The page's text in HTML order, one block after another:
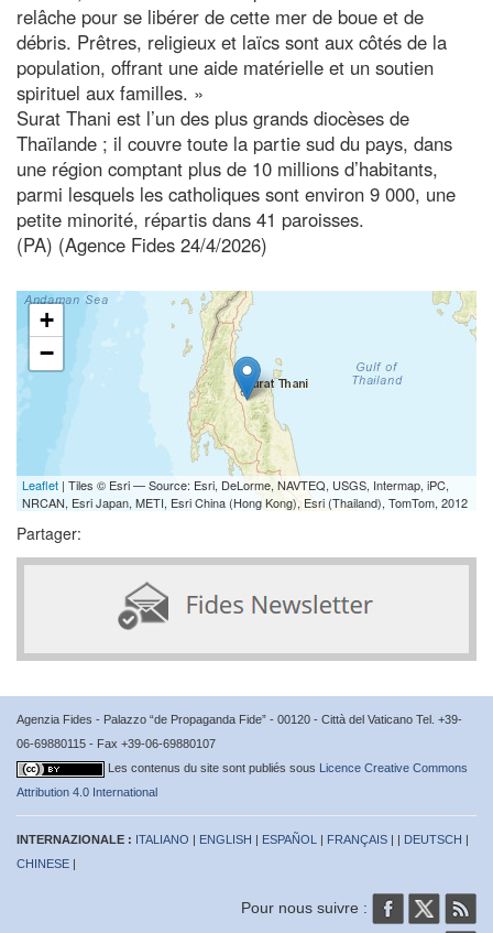
relâche pour se libérer de cette mer de boue et de
débris. Prêtres, religieux et laïcs sont aux côtés de la
population, offrant une aide matérielle et un soutien
spirituel aux familles. »
Surat Thani est l’un des plus grands diocèses de
Thaïlande ; il couvre toute la partie sud du pays, dans
une région comptant plus de 10 millions d’habitants,
parmi lesquels les catholiques sont environ 9 000, une
petite minorité, répartis dans 41 paroisses.
(PA) (Agence Fides 24/4/2026)
+
−
Leaflet | Tiles © Esri — Source: Esri, DeLorme, NAVTEQ, USGS, Intermap, iPC,
NRCAN, Esri Japan, METI, Esri China (Hong Kong), Esri (Thailand), TomTom, 2012
Partager:
Agenzia Fides - Palazzo “de Propaganda Fide” - 00120 - Città del Vaticano Tel. +39-
06-69880115 - Fax +39-06-69880107
Les contenus du site sont publiés sous Licence Creative Commons
Attribution 4.0 International
INTERNAZIONALE : ITALIANO | ENGLISH | ESPAÑOL | FRANÇAIS | | DEUTSCH |
CHINESE |
Pour nous suivre :